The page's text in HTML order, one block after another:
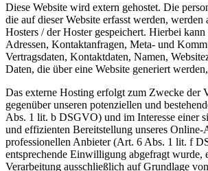
Diese Website wird extern gehostet. Die
die auf dieser Website erfasst werden, werden
Hosters / der Hoster gespeichert. Hierbei
Adressen, Kontaktanfragen, Meta- und
Vertragsdaten, Kontaktdaten, Namen,
Daten, die über eine Website generiert
Das externe Hosting erfolgt zum Zwecke der
gegenüber unseren potenziellen und
Abs. 1 lit. b DSGVO) und im Interesse einer
und effizienten Bereitstellung unseres Online-
professionellen Anbieter (Art. 6 Abs. 1 lit. f
entsprechende Einwilligung abgefragt wurde,
Verarbeitung ausschließlich auf Grundlage